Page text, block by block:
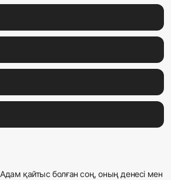
Адам қайтыс болған соң, оның денесі мен